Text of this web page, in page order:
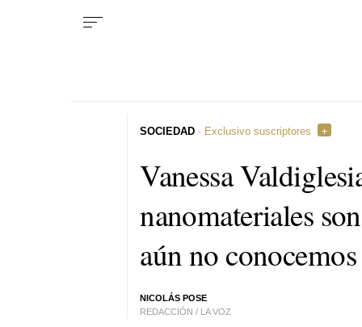
Vanessa
nanomateriales
aún no
NICOLÁS POSE
REDACCIÓN / LA VOZ
SOCIEDAD · Exclusivo suscriptores